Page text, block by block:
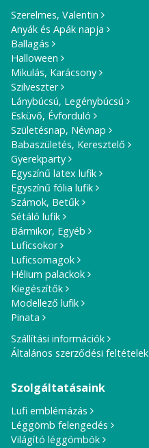
Szerelmes, Valentin
Anyák és Apák napja
Ballagás
Halloween
Mikulás, Karácsony
Szilveszter
Lánybúcsú, Legénybúcsú
Esküvő, Évforduló
Születésnap, Névnap
Babaszületés, Keresztelő
Gyerekparty
Egyszínű latex lufik
Egyszínű fólia lufik
Számok, Betűk
Sétáló lufik
Bármikor, Egyéb
Luficsokor
Luficsomagok
Hélium palackok
Kiegészítők
Modellező lufik
Pinata
Szállítási információk
Általános szerződési feltételek
Szolgáltatásaink
Lufi emblémázás
Léggömb felengedés
Világító léggömbök